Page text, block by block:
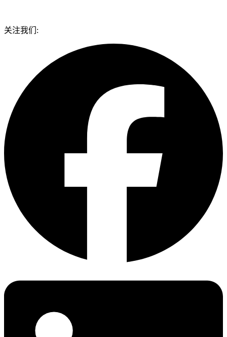
关注我们: